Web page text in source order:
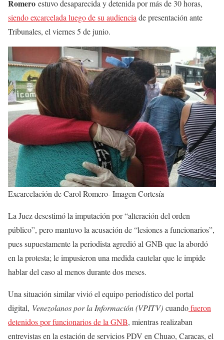
Romero estuvo desaparecida y detenida por más de 30 horas,
siendo excarcelada luego de su audienciade presentación ante
Tribunales, el viernes 5 de junio.
Excarcelación de Carol Romero- Imagen Cortesía
La Juez desestimó la imputación por “alteración del orden
público”, pero mantuvo la acusación de “lesiones a funcionarios”,
pues supuestamente la periodista agredió al GNB que la abordó
en la protesta; le impusieron una medida cautelar que le impide
hablar del caso al menos durante dos meses.
Una situación similar vivió el equipo periodístico del portal
digital, Venezolanos por la Información (VPITV) cuandofueron
detenidos por funcionarios de la GNB, mientras realizaban
entrevistas en la estación de servicios PDV en Chuao, Caracas, el